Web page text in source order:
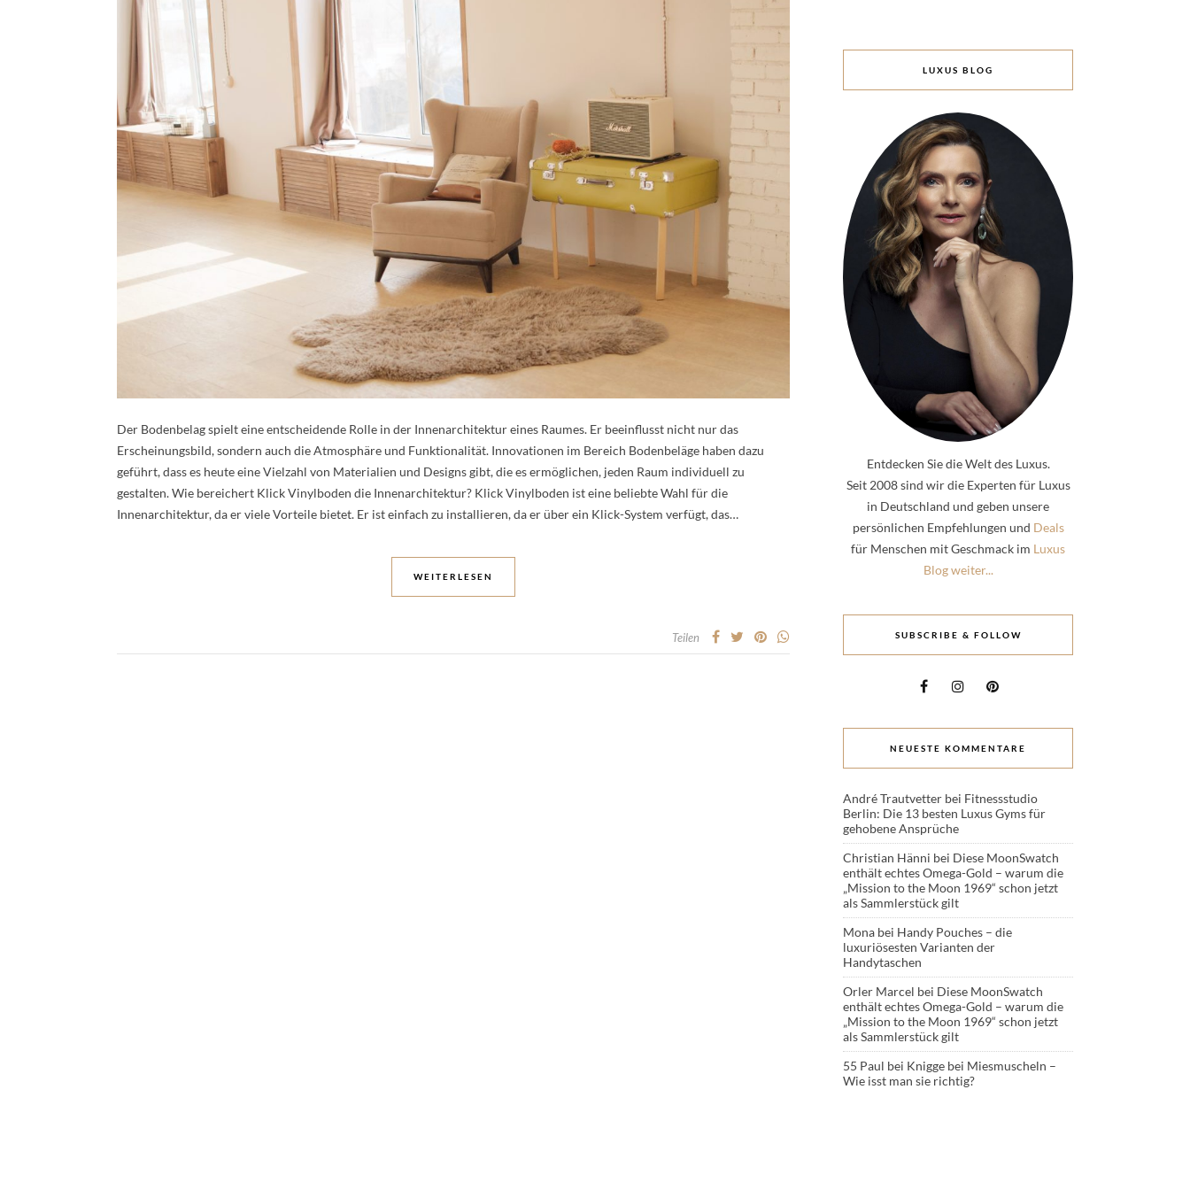
Der Bodenbelag spielt eine entscheidende Rolle in der Innenarchitektur eines Raumes. Er beeinflusst nicht nur das
Erscheinungsbild, sondern auch die Atmosphäre und Funktionalität. Innovationen im Bereich Bodenbeläge haben dazu
geführt, dass es heute eine Vielzahl von Materialien und Designs gibt, die es ermöglichen, jeden Raum individuell zu
gestalten. Wie bereichert Klick Vinylboden die Innenarchitektur? Klick Vinylboden ist eine beliebte Wahl für die
Innenarchitektur, da er viele Vorteile bietet. Er ist einfach zu installieren, da er über ein Klick-System verfügt, das…
WEITERLESEN
Teilen
LUXUS BLOG
Entdecken Sie die Welt des Luxus.
Seit 2008 sind wir die Experten für Luxus
in Deutschland und geben unsere
persönlichen Empfehlungen und Deals
für Menschen mit Geschmack im Luxus
Blog weiter...
SUBSCRIBE & FOLLOW
NEUESTE KOMMENTARE
André Trautvetter bei Fitnessstudio
Berlin: Die 13 besten Luxus Gyms für
gehobene Ansprüche
Christian Hänni bei Diese MoonSwatch
enthält echtes Omega-Gold – warum die
„Mission to the Moon 1969“ schon jetzt
als Sammlerstück gilt
Mona bei Handy Pouches – die
luxuriösesten Varianten der
Handytaschen
Orler Marcel bei Diese MoonSwatch
enthält echtes Omega-Gold – warum die
„Mission to the Moon 1969“ schon jetzt
als Sammlerstück gilt
55 Paul bei Knigge bei Miesmuscheln –
Wie isst man sie richtig?